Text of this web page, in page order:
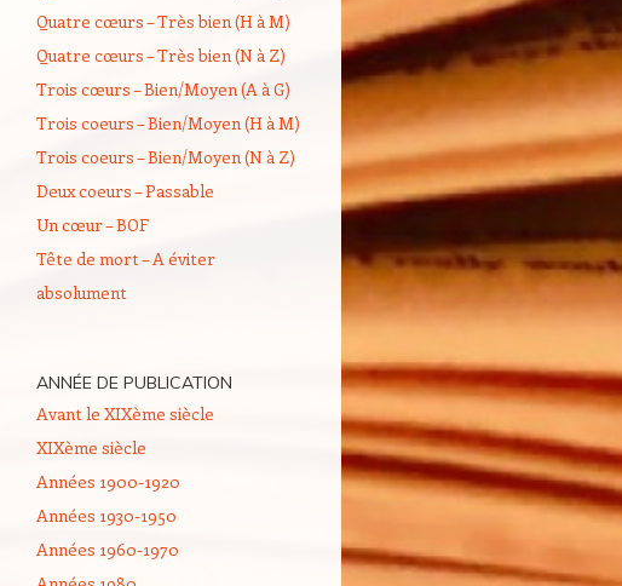
Quatre cœurs – Très bien (H à M)
Quatre cœurs – Très bien (N à Z)
Trois cœurs – Bien/Moyen (A à G)
Trois coeurs – Bien/Moyen (H à M)
Trois coeurs – Bien/Moyen (N à Z)
Deux coeurs – Passable
Un cœur – BOF
Tête de mort – A éviter
absolument
ANNÉE DE PUBLICATION
Avant le XIXème siècle
XIXème siècle
Années 1900-1920
Années 1930-1950
Années 1960-1970